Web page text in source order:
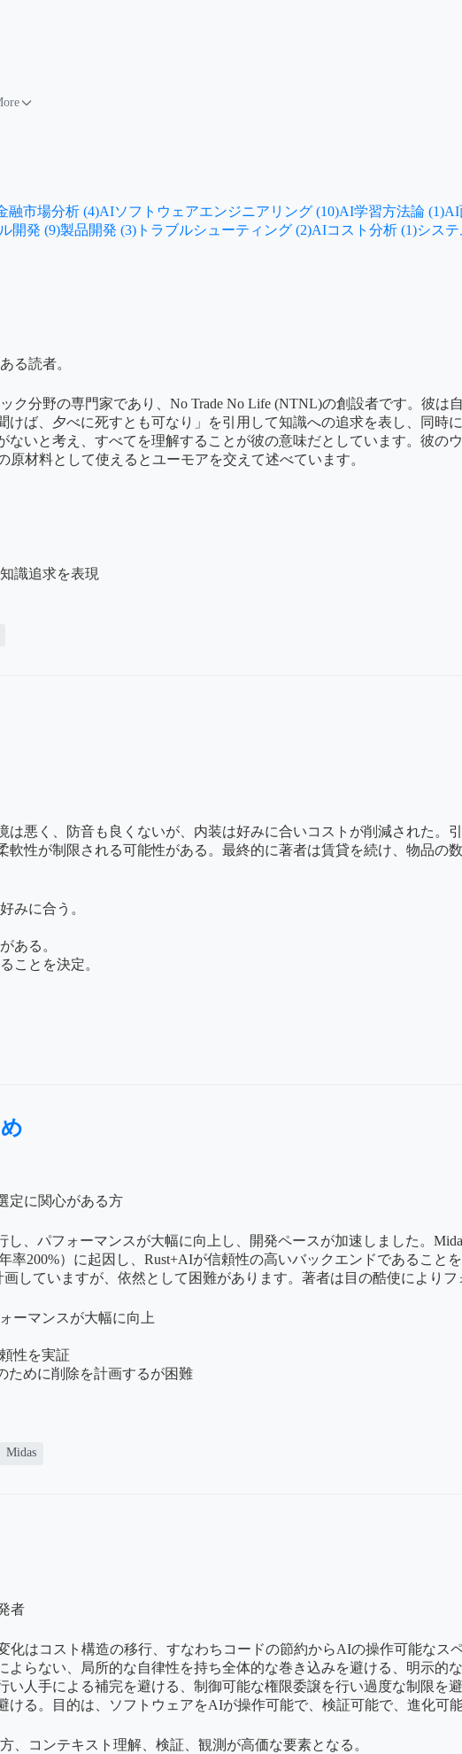
融市場分析 (4)AIソフトウェアエンジニアリング (10)AI学習方法論 (1)AI
開発 (9)製品開発 (3) トラブルシューティング (2)AIコスト分析 (1)シス
る読者。
ク分野の専門家であり、No Trade No Life (NTNL)の創設者です。彼は
ば、夕べに死すとも可なり」を引用して知識への追求を表し、同時
いと考え、すべてを理解することが彼の意味だとしています。彼の
材料として使えるとユーモアを交えて述べています。
識追求を表現
は悪く、防音も良くないが、内装は好みに合いコストが削減された。
性が制限される可能性がある。最終的に著者は賃貸を続け、物品の
みに合う。
ある。
ことを決定。
定に関心がある方
、パフォーマンスが大幅に向上し、開発ペースが加速しました。
率200%）に起因し、Rust+AIが信頼性の高いバックエンドであること
していますが、依然として困難があります。著者は目の酷使によりフ
ーマンスが大幅に向上
性を実証
ために削除を計画するが困難
Midas
者
はコスト構造の移行、すなわちコードの節約からAIの操作可能なス
らない、局所的な自律性を持ち全体的な巻き込みを避ける、明示的
人手による補完を避ける、制御可能な権限委譲を行い過度な制限を
る。目的は、ソフトウェアをAIが操作可能で、検証可能で、進化可
、コンテキスト理解、検証、観測が高価な要素となる。